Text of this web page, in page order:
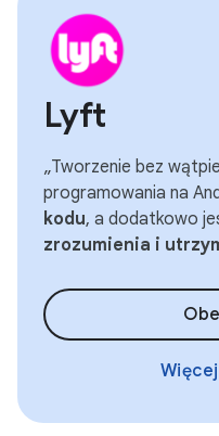
Lyft
„Tworzenie bez
programowania na
kodu, a dodatkowo
zrozumienia i